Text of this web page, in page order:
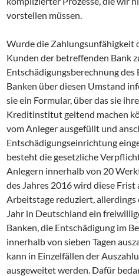
vorstellen müssen.
Wurde die Zahlungsunfähigkeit
Kunden der betreffenden Bank
Entschädigungsberechnung
Banken über diesen Umstand
sie ein Formular, über das sie
Kreditinstitut geltend machen
vom Anleger ausgefüllt und
Entschädigungseinrichtung
besteht die gesetzliche
Anlegern innerhalb von 20
des Jahres 2016 wird diese Frist
Arbeitstage reduziert,
Jahr in Deutschland ein
Banken, die Entschädigung im
innerhalb von sieben Tagen
kann in Einzelfällen der
ausgeweitet werden. Dafür